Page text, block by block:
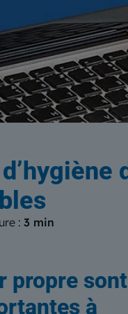
du
: 3 min
propre sont
à